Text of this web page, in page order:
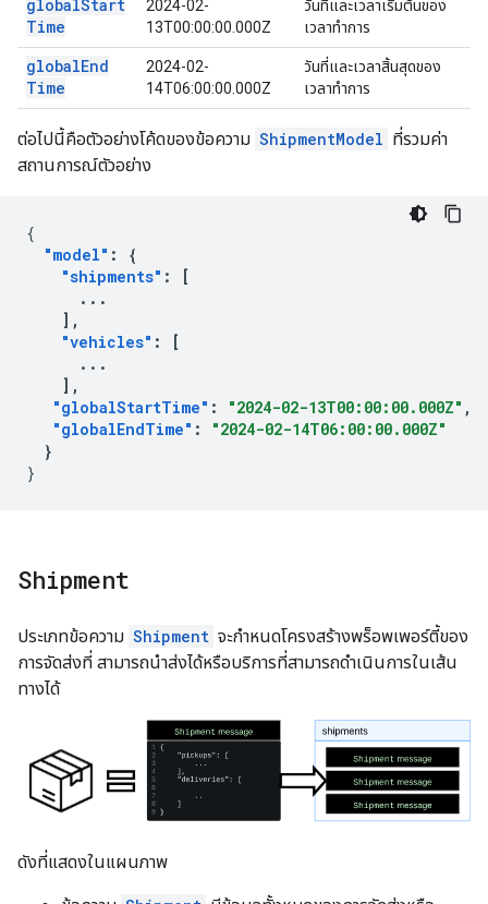
globalStart
Time
2024-02-
13T00:00:00.000Z
วันที่และเวลาเริ่มต้นของ
เวลาทำการ
globalEnd
Time
2024-02-
14T06:00:00.000Z
วันที่และเวลาสิ้นสุดของ
เวลาทำการ
ต่อไปนี้คือตัวอย่างโค้ดของข้อความ ShipmentModel ที่รวมค่า
สถานการณ์ตัวอย่าง
{
"model" :
{
"shipments" :
[
...
],
"vehicles" :
[
...
],
"globalStartTime" : "2024-02-13T00:00:00.000Z" ,
"globalEndTime" :
"2024-02-14T06:00:00.000Z"
}
}
Shipment
ประเภทข้อความ Shipment จะกำหนดโครงสร้างพร็อพเพอร์ตี้ของ
การจัดส่งที่ สามารถนำส่งได้หรือบริการที่สามารถดำเนินการในเส้น
ทางได้
ดังที่แสดงในแผนภาพ